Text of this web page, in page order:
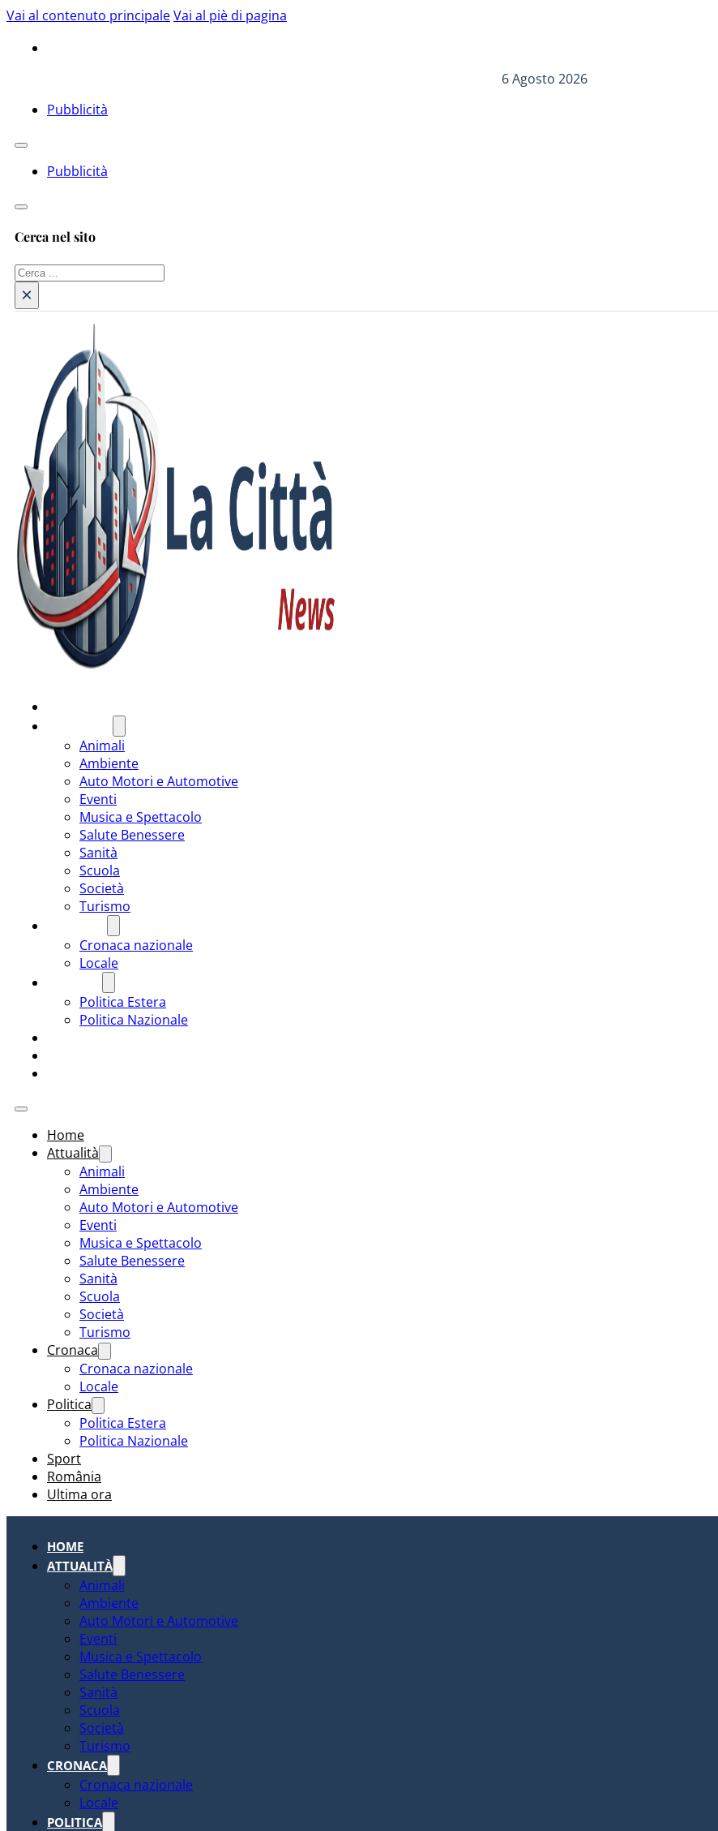
Vai al contenuto principaleVai al piè di pagina
6 Agosto 2026
Pubblicità
Pubblicità
Cerca nel sito
Cerca
×
Animali
Ambiente
Auto Motori e Automotive
Eventi
Musica e Spettacolo
Salute Benessere
Sanità
Scuola
Società
Turismo
Cronaca nazionale
Locale
Politica Estera
Politica Nazionale
Home
Attualità
Animali
Ambiente
Auto Motori e Automotive
Eventi
Musica e Spettacolo
Salute Benessere
Sanità
Scuola
Società
Turismo
Cronaca
Cronaca nazionale
Locale
Politica
Politica Estera
Politica Nazionale
Sport
România
Ultima ora
HOME
ATTUALITÀ
Animali
Ambiente
Auto Motori e Automotive
Eventi
Musica e Spettacolo
Salute Benessere
Sanità
Scuola
Società
Turismo
CRONACA
Cronaca nazionale
Locale
POLITICA